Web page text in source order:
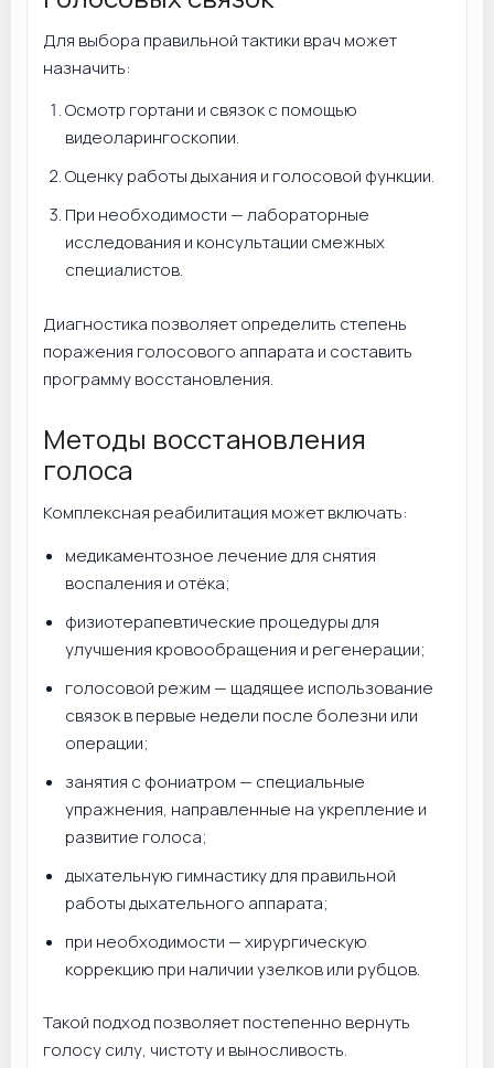
Для выбора правильной тактики врач может
назначить:
Осмотр гортани и связок с помощью
видеоларингоскопии.
Оценку работы дыхания и голосовой функции.
При необходимости — лабораторные
исследования и консультации смежных
специалистов.
Диагностика позволяет определить степень
поражения голосового аппарата и составить
программу восстановления.
Методы восстановления
голоса
Комплексная реабилитация может включать:
медикаментозное лечение для снятия
воспаления и отёка;
физиотерапевтические процедуры для
улучшения кровообращения и регенерации;
голосовой режим — щадящее использование
связок в первые недели после болезни или
операции;
занятия с фониатром — специальные
упражнения, направленные на укрепление и
развитие голоса;
дыхательную гимнастику для правильной
работы дыхательного аппарата;
при необходимости — хирургическую
коррекцию при наличии узелков или рубцов.
Такой подход позволяет постепенно вернуть
голосу силу, чистоту и выносливость.